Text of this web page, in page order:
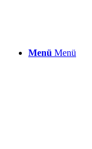
Menü Menü